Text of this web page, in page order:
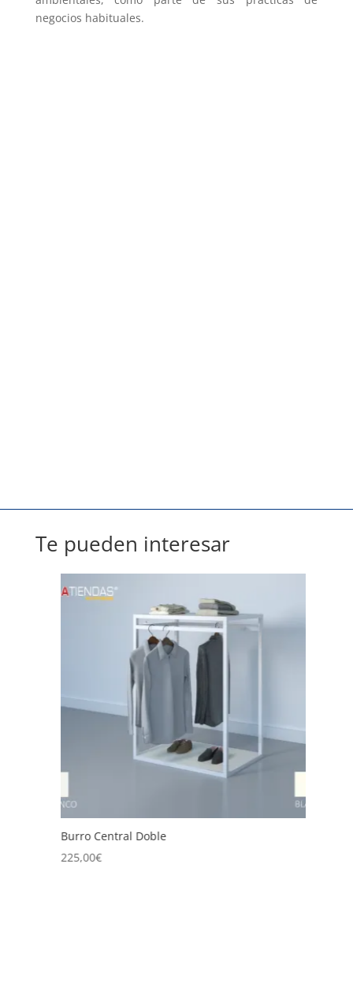
negocios habituales.
Te pueden interesar
Burro Central Doble
225,00€